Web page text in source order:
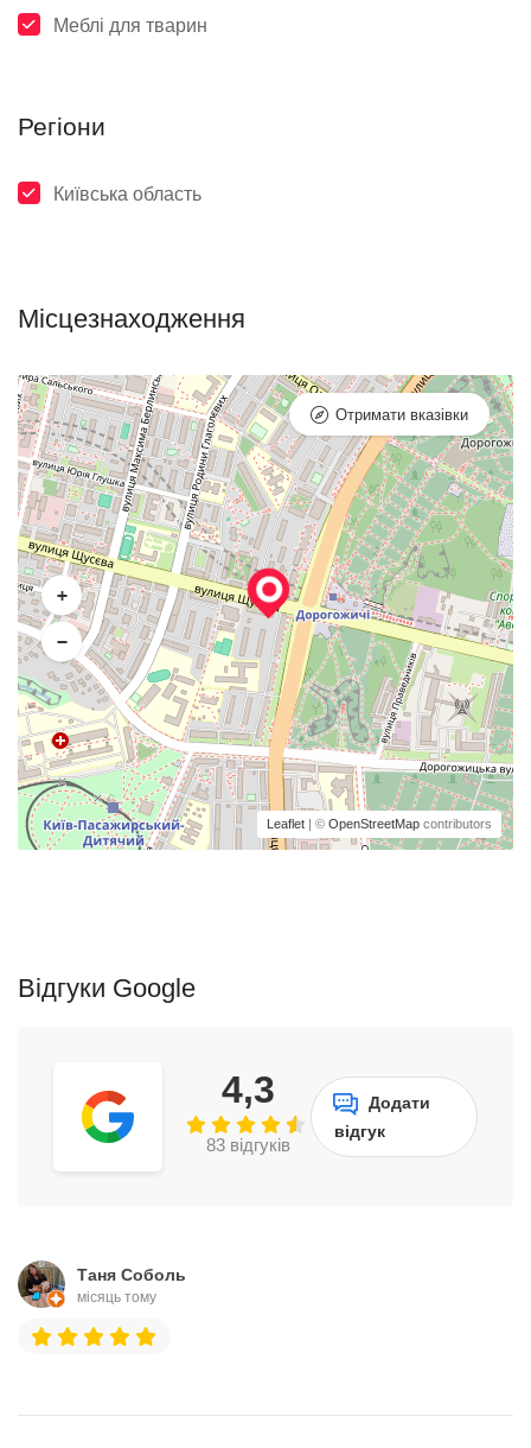
Меблі для тварин
Регіони
Київська область
Місцезнаходження
+
−
Leaflet | © OpenStreetMap contributors
Отримати вказівки
Відгуки Google
4,3
83 відгуків
Додати
відгук
Таня Соболь
місяць тому